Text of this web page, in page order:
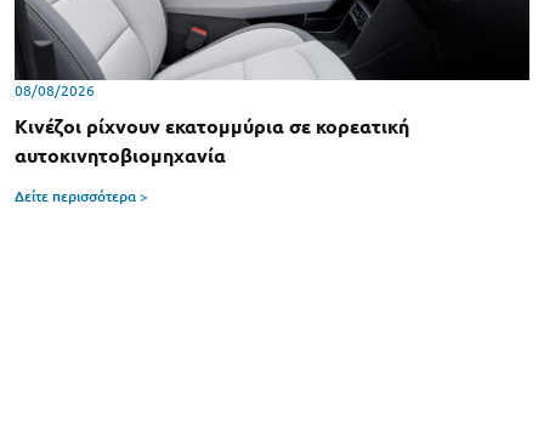
08/08/2026
Κινέζοι ρίχνουν εκατομμύρια σε κορεατική
αυτοκινητοβιομηχανία
Δείτε περισσότερα >